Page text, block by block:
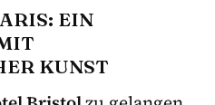
EIN
KUNST